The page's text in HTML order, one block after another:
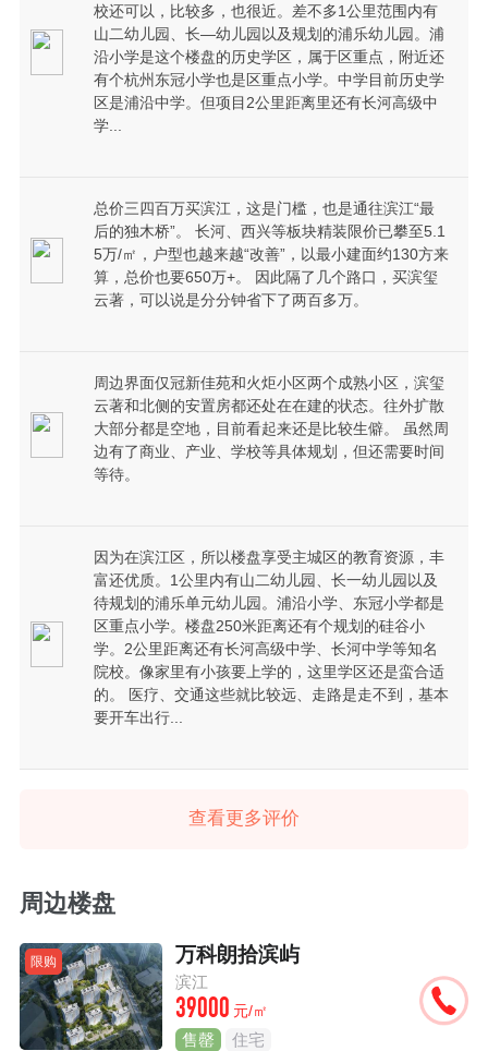
校还可以，比较多，也很近。差不多1公里范围内有
山二幼儿园、长—幼儿园以及规划的浦乐幼儿园。浦
沿小学是这个楼盘的历史学区，属于区重点，附近还
有个杭州东冠小学也是区重点小学。中学目前历史学
区是浦沿中学。但项目2公里距离里还有长河高级中
学...
总价三四百万买滨江，这是门槛，也是通往滨江“最
后的独木桥”。 长河、西兴等板块精装限价已攀至5.1
5万/㎡，户型也越来越“改善”，以最小建面约130方来
算，总价也要650万+。 因此隔了几个路口，买滨玺
云著，可以说是分分钟省下了两百多万。
周边界面仅冠新佳苑和火炬小区两个成熟小区，滨玺
云著和北侧的安置房都还处在在建的状态。往外扩散
大部分都是空地，目前看起来还是比较生僻。 虽然周
边有了商业、产业、学校等具体规划，但还需要时间
等待。
因为在滨江区，所以楼盘享受主城区的教育资源，丰
富还优质。1公里内有山二幼儿园、长一幼儿园以及
待规划的浦乐单元幼儿园。浦沿小学、东冠小学都是
区重点小学。楼盘250米距离还有个规划的硅谷小
学。2公里距离还有长河高级中学、长河中学等知名
院校。像家里有小孩要上学的，这里学区还是蛮合适
的。 医疗、交通这些就比较远、走路是走不到，基本
要开车出行...
查看更多评价
周边楼盘
限购 万科朗拾滨屿
滨江
39000 元/㎡
售罄 住宅